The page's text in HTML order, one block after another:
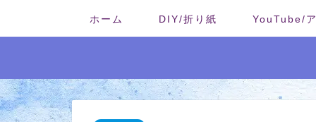
ホーム DIY/折り紙 YouTube/